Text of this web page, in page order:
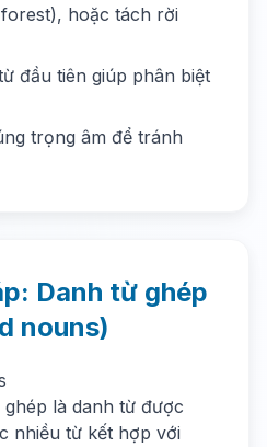
hoặc tách rời
đầu tiên giúp phân biệt
trọng âm để tránh
Danh từ ghép
nouns)
ghép là danh từ được
nhiều từ kết hợp với